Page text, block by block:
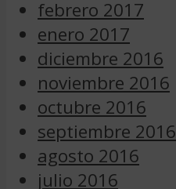
febrero 2017
enero 2017
diciembre 2016
noviembre 2016
octubre 2016
septiembre 2016
agosto 2016
julio 2016